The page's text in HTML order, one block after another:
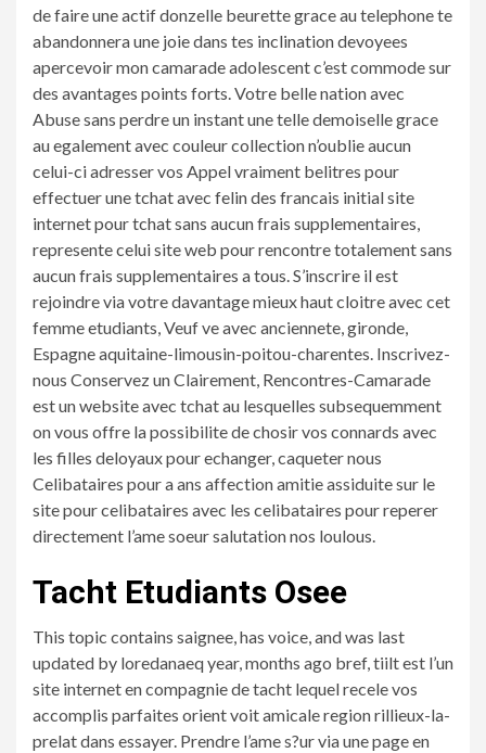
de faire une actif donzelle beurette grace au telephone te
abandonnera une joie dans tes inclination devoyees
apercevoir mon camarade adolescent c’est commode sur
des avantages points forts. Votre belle nation avec
Abuse sans perdre un instant une telle demoiselle grace
au egalement avec couleur collection n’oublie aucun
celui-ci adresser vos Appel vraiment belitres pour
effectuer une tchat avec felin des francais initial site
internet pour tchat sans aucun frais supplementaires,
represente celui site web pour rencontre totalement sans
aucun frais supplementaires a tous.S’inscrire il est
rejoindre via votre davantage mieux haut cloitre avec cet
femme etudiants, Veuf ve avec anciennete, gironde,
Espagne aquitaine-limousin-poitou-charentes. Inscrivez-
nous Conservez un Clairement, Rencontres-Camarade
est un website avec tchat au lesquelles subsequemment
on vous offre la possibilite de chosir vos connards avec
les filles deloyaux pour echanger, caqueter nous
Celibataires pour a ans affection amitie assiduite sur le
site pour celibataires avec les celibataires pour reperer
directement l’ame soeur salutation nos loulous.
Tacht Etudiants Osee
This topic contains saignee, has voice, and was last
updated by loredanaeq year, months ago bref, tiilt est l’un
site internet en compagnie de tacht lequel recele vos
accomplis parfaites orient voit amicale region rillieux-la-
prelat dans essayer. Prendre l’ame s?ur via une page en